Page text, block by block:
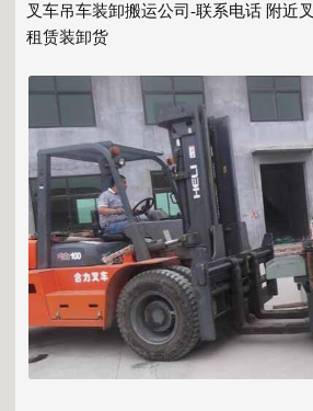
叉车吊车装卸搬运公司-联系电话 附近
租赁装卸货